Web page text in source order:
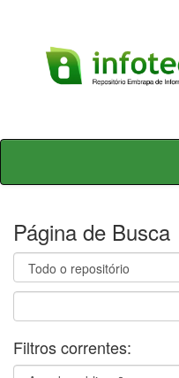
Skip
Página de Busca
Filtros correntes: